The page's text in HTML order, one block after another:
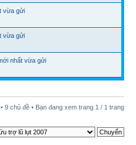
• 9 chủ đề • Bạn đang xem trang 1 / 1 trang